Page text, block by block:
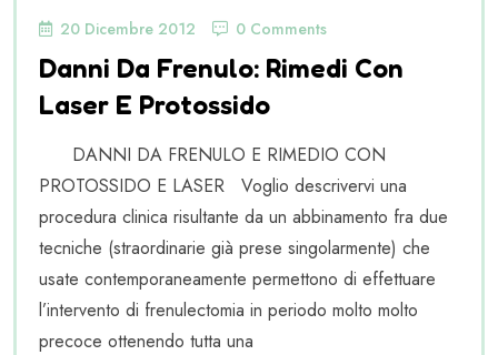
20 Dicembre 2012 0 Comments
Danni Da Frenulo: Rimedi Con
Laser E Protossido
DANNI DA FRENULO E RIMEDIO CON
PROTOSSIDO E LASER Voglio descrivervi una
procedura clinica risultante da un abbinamento fra due
tecniche (straordinarie già prese singolarmente) che
usate contemporaneamente permettono di effettuare
l’intervento di frenulectomia in periodo molto molto
precoce ottenendo tutta una